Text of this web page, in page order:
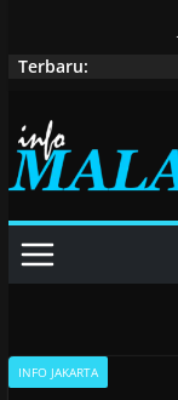
Terbaru:
INFO JAKARTA